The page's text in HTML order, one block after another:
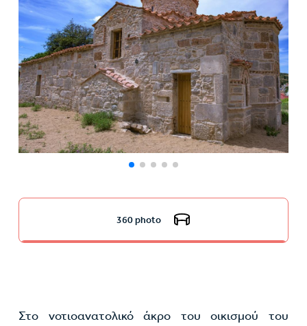
360 photo
Στο νοτιοανατολικό άκρο του οικισμού του